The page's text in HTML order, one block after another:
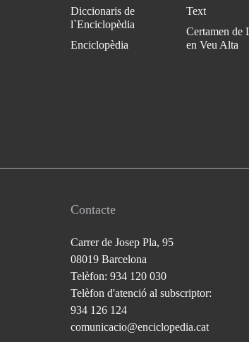
Diccionaris de
l`Enciclopèdia
Enciclopèdia
Text
Certamen de
en Veu Alta
Contacte
Carrer de Josep Pla, 95
08019 Barcelona
Telèfon: 934 120 030
Telèfon d'atenció al subscriptor:
934 126 124
comunicacio@enciclopedia.cat